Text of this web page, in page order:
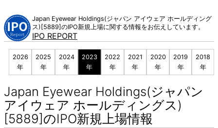
content
Japan Eyewear Holdings(ジャパン アイウェア ホールディング
ス)[5889]のIPO新規上場に関する情報をお伝えしています。
IPO REPORT
2026
年
2025
年
2024
年
2023
年
2022
年
2021
年
2020
年
2019
年
2018
年
Japan Eyewear Holdings(ジャパン
アイウェア ホールディングス)
[5889]のIPO新規上場情報